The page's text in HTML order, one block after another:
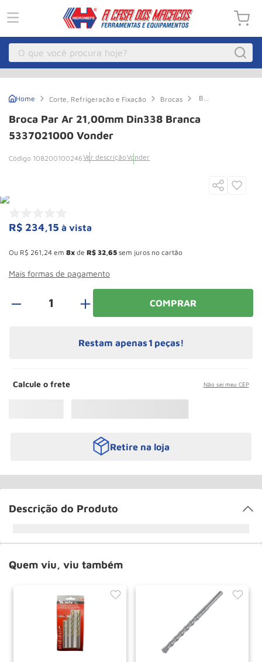
O que você procura hoje?
Corte, Refrigeração e Fixação Brocas
Broca
Ar
21,00mm
Broca Par Ar 21,00mm Din338 Branca
5337021000 Vonder
108200100246Ver descriçãoVonder
R$ 234,15 à vista
Ou R$ 261 24 em 8 de R$ 32 65 sem juros no cartão
Mais formas de pagamento
＋ COMPRAR
Restam apenas 1 peças!
Calcule o frete Não sei meu CEP
Retire na loja
Descrição do Produto
Quem viu, viu também
Guincho Eletrico
º Macaco Hidraulico
8 Talha
9º Rodizio
10 º